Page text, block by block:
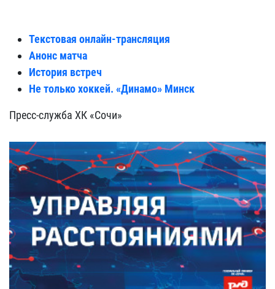
Текстовая онлайн-трансляция
Анонс матча
История встреч
Не только хоккей. «Динамо» Минск
Пресс-служба ХК «Сочи»